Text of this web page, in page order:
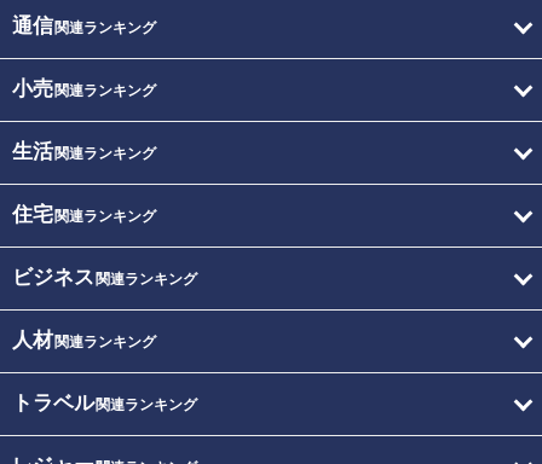
通信関連ランキング
小売関連ランキング
生活関連ランキング
住宅関連ランキング
ビジネス 関連ランキング
人材関連ランキング
トラベル関連ランキング